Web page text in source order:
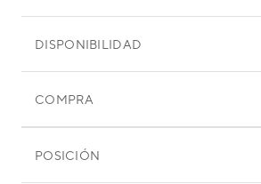
DISPONIBILIDAD
COMPRA
POSICIÓN